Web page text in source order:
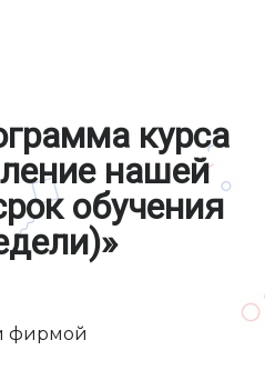
курса
нашей
обучения
фирмой